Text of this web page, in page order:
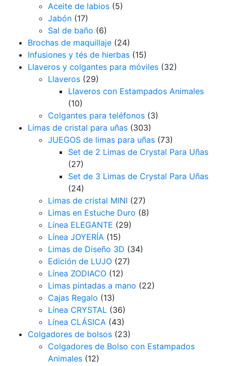
Aceite de labios (5)
Jabón (17)
Sal de baño (6)
Brochas de maquillaje (24)
Infusiones y tés de hierbas (15)
Llaveros y colgantes para móviles (32)
Llaveros (29)
Llaveros con Estampados Animales
(10)
Colgantes para teléfonos (3)
Limas de cristal para uñas (303)
JUEGOS de limas para uñas (73)
Set de 2 Limas de Crystal Para Uñas
(27)
Set de 3 Limas de Crystal Para Uñas
(24)
Limas de cristal MINI (27)
Limas en Estuche Duro (8)
Línea ELEGANTE (29)
Línea JOYERÍA (15)
Limas de Diseño 3D (34)
Edición de LUJO (27)
Línea ZODIACO (12)
Limas pintadas a mano (22)
Cajas Regalo (13)
Línea CRYSTAL (36)
Línea CLÁSICA (43)
Colgadores de bolsos (23)
Colgadores de Bolso con Estampados
Animales (12)